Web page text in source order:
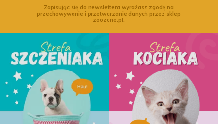
Zapisując się do newslettera wyrażasz zgodę na
przechowywanie i przetwarzanie danych przez sklep
zoozone.pl.